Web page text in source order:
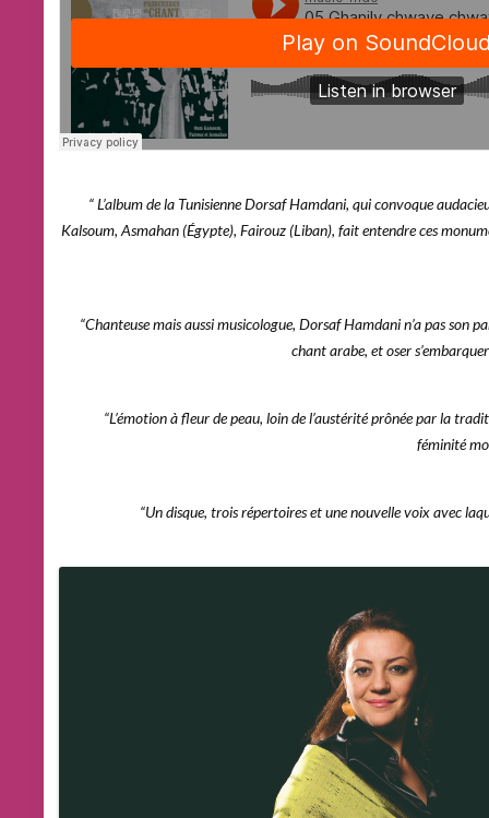
“ L’album de la Tunisienne Dorsaf Hamdani, qui convoque
Kalsoum, Asmahan (Égypte), Fairouz (Liban), fait entendre ces
“Chanteuse mais aussi musicologue, Dorsaf Hamdani n’a pas son
chant arabe, et oser
“L’émotion à fleur de peau, loin de l’austérité prônée par la
féminité
“Un disque, trois répertoires et une nouvelle voix avec